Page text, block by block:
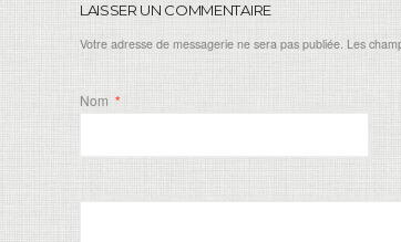
LAISSER UN COMMENTAIRE
Votre adresse de messagerie ne sera pas publiée. Les
Nom *